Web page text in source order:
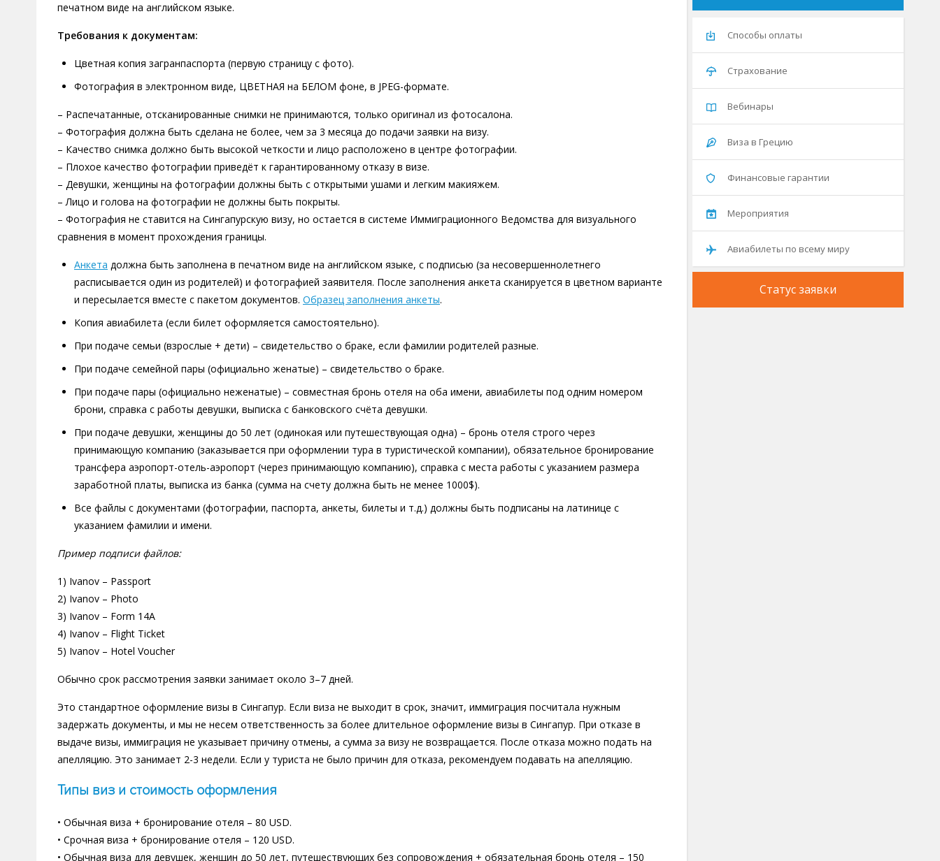
печатном виде на английском языке.
Требования к документам:
Цветная копия загранпаспорта (первую страницу с фото).
Фотография в электронном виде, ЦВЕТНАЯ на БЕЛОМ фоне, в JPEG-формате.
– Распечатанные, отсканированные снимки не принимаются, только оригинал из фотосалона.
– Фотография должна быть сделана не более, чем за 3 месяца до подачи заявки на визу.
– Качество снимка должно быть высокой четкости и лицо расположено в центре фотографии.
– Плохое качество фотографии приведёт к гарантированному отказу в визе.
– Девушки, женщины на фотографии должны быть с открытыми ушами и легким макияжем.
– Лицо и голова на фотографии не должны быть покрыты.
– Фотография не ставится на Сингапурскую визу, но остается в системе Иммиграционного Ведомства для визуального
сравнения в момент прохождения границы.
Анкета должна быть заполнена в печатном виде на английском языке, с подписью (за несовершеннолетнего
расписывается один из родителей) и фотографией заявителя. После заполнения анкета сканируется в цветном варианте
и пересылается вместе с пакетом документов. Образец заполнения анкеты.
Копия авиабилета (если билет оформляется самостоятельно).
При подаче семьи (взрослые + дети) – свидетельство о браке, если фамилии родителей разные.
При подаче семейной пары (официально женатые) – свидетельство о браке.
При подаче пары (официально неженатые) – совместная бронь отеля на оба имени, авиабилеты под одним номером
брони, справка с работы девушки, выписка с банковского счёта девушки.
При подаче девушки, женщины до 50 лет (одинокая или путешествующая одна) – бронь отеля строго через
принимающую компанию (заказывается при оформлении тура в туристической компании), обязательное бронирование
трансфера аэропорт-отель-аэропорт (через принимающую компанию), справка с места работы с указанием размера
заработной платы, выписка из банка (сумма на счету должна быть не менее 1000$).
Все файлы с документами (фотографии, паспорта, анкеты, билеты и т.д.) должны быть подписаны на латинице с
указанием фамилии и имени.
Пример подписи файлов:
1) Ivanov ­­– Passport
2) Ivanov – Photo
3) Ivanov – Form 14A
4) Ivanov – Flight Ticket
5) Ivanov – Hotel Voucher
Обычно срок рассмотрения заявки занимает около 3–7 дней.
Это стандартное оформление визы в Сингапур. Если виза не выходит в срок, значит, иммиграция посчитала нужным
задержать документы, и мы не несем ответственность за более длительное оформление визы в Сингапур. При отказе в
выдаче визы, иммиграция не указывает причину отмены, а сумма за визу не возвращается. После отказа можно подать на
апелляцию. Это занимает 2-3 недели. Если у туриста не было причин для отказа, рекомендуем подавать на апелляцию.
Типы виз и стоимость оформления
• Обычная виза + бронирование отеля – 80 USD.
• Срочная виза + бронирование отеля – 120 USD.
• Обычная виза для девушек, женщин до 50 лет, путешествующих без сопровождения + обязательная бронь отеля – 150
Способы оплаты
Страхование
Вебинары
Виза в Грецию
Финансовые гарантии
Мероприятия
Авиабилеты по всему миру
Статус заявки